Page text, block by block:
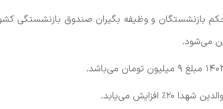
حداقل حکم بازنشستگان و وظیفه بگیران صندوق